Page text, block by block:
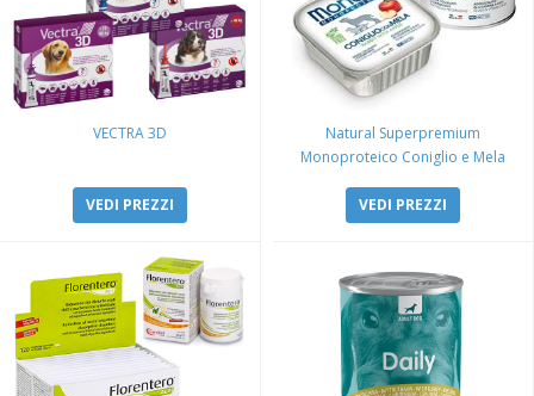
VECTRA 3D
VEDI PREZZI
Natural Superpremium
Monoproteico Coniglio e Mela
VEDI PREZZI